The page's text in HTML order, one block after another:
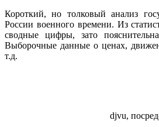
Короткий, но толковый анализ
России военного времени. Из
сводные цифры, зато
Выборочные данные о ценах,
т.д.
djvu,